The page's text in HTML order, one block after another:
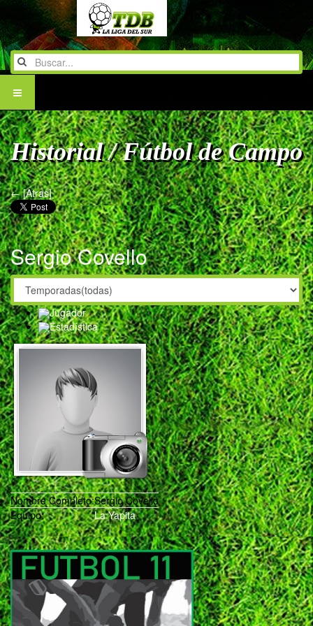
Historial / Fútbol de Campo
← [Atras]
Sergio Covello
Jugador
Estadística
Nombre Completo:Sergio Covello
Equipo:
La Yapita